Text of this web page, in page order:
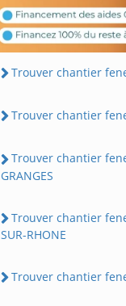
Trouver chantier
Trouver chantier
Trouver chantier
GRANGES
Trouver chantier
SUR-RHONE
Trouver chantier